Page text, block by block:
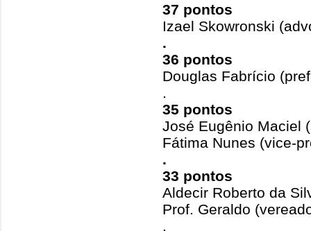
37 pontos
Izael Skowronski
.
36 pontos
Douglas Fabrício
35 pontos
José Eugênio Maciel
Fátima Nunes (vice-
.
33 pontos
Aldecir Roberto da
Prof. Geraldo